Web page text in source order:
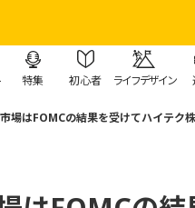
特集 初心者 ライフデザイン
市場はFOMCの結果を受けてハイテ